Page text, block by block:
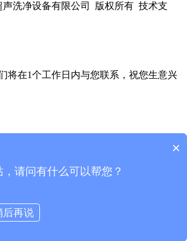
洗净设备有限公司 版权所有 技术支
将在1个工作日内与您联系，祝您生意兴
×
请问有什么可以帮您？
后再说